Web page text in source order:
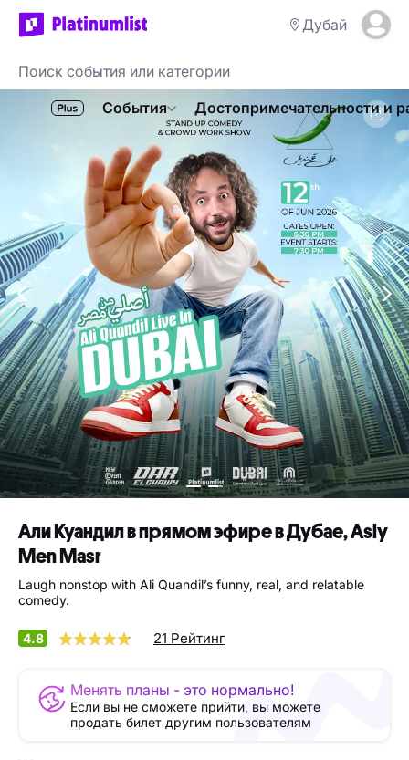
Дубай
События Достопримечательности и
Али Куандил в прямом эфире в Дубае, Asly
Men Masr
Laugh nonstop with Ali Quandil’s funny, real, and relatable
comedy.
4.8 21 Рейтинг
Менять планы - это нормально!
Если вы не сможете прийти, вы можете
продать билет другим пользователям